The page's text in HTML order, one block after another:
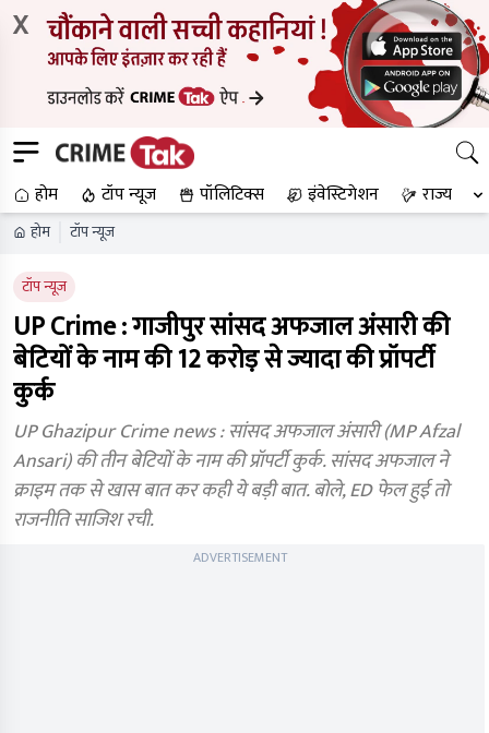
X
होम टॉप न्यूज पॉलिटिक्स इंवेस्टिगेशन राज्य
होम टॉप न्यूज
टॉप न्यूज
UP Crime : गाजीपुर सांसद अफजाल अंसारी की
बेटियों के नाम की 12 करोड़ से ज्यादा की प्रॉपर्टी
कुर्क
UP Ghazipur Crime news : सांसद अफजाल अंसारी (MP Afzal
Ansari) की तीन बेटियों के नाम की प्रॉपर्टी कुर्क. सांसद अफजाल ने
क्राइम तक से खास बात कर कही ये बड़ी बात. बोले, ED फेल हुई तो
राजनीति साजिश रची.
ADVERTISEMENT